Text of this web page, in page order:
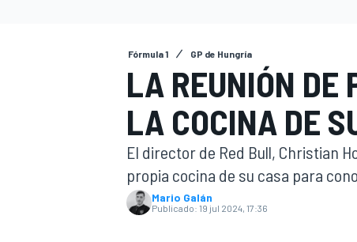
Fórmula 1 GP de Hungría
LA REUNIÓN DE
LA COCINA DE
El director de Red Bull, Christian
propia cocina de su casa para
Mario Galán
Publicado: 19 jul 2024, 17:36